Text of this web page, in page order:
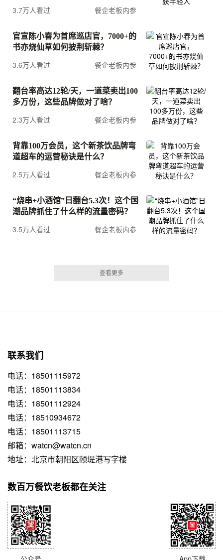
3.7万人看过 餐企老板内参
官宣陈小春为首席巡店官，7000+的
书亦烧仙草如何披荆斩棘？
3.6万人看过 餐企老板内参
翻台率高达12轮/天，一道菜卖出100
多万份，这些品牌做对了啥？
2.3万人看过 餐企老板内参
背靠100万会员，这个新茶饮品牌弯
道超车的运营秘诀是什么？
2.5万人看过 餐企老板内参
“烧串+小酒馆”日翻台5.3次！这个国
潮品牌抓住了什么样的流量密码？
3.5万人看过 餐企老板内参
查看更多
联系我们
电话：18501115972
电话：18501113834
电话：18501112924
电话：18510934672
电话：18501113715
邮箱：watcn@watcn.cn
地址：北京市朝阳区颐堤港写字楼
数百万餐饮老板都在关注